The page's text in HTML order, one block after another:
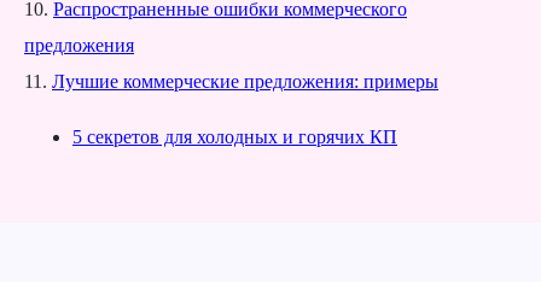
10. Распространенные ошибки коммерческого
предложения
11. Лучшие коммерческие предложения: примеры
5 секретов для холодных и горячих КП